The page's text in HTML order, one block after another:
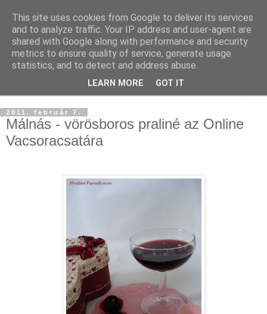
2011. február 7.
Málnás - vörösboros praliné az Online
Vacsoracsatára
This site uses cookies from Google to deliver its services
and to analyze traffic. Your IP address and user-agent are
shared with Google along with performance and security
metrics to ensure quality of service, generate usage
statistics, and to detect and address abuse.
LEARN MORE GOT IT